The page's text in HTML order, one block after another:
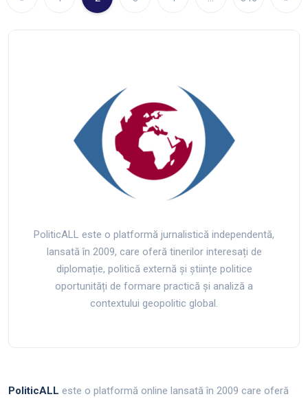
PoliticALL este o platformă jurnalistică independentă,
lansată în 2009, care oferă tinerilor interesați de
diplomație, politică externă și științe politice
oportunități de formare practică și analiză a
contextului geopolitic global.
PoliticALL este o platformă online lansată în 2009 care oferă